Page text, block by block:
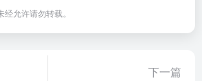
允许请勿转载。
下一篇